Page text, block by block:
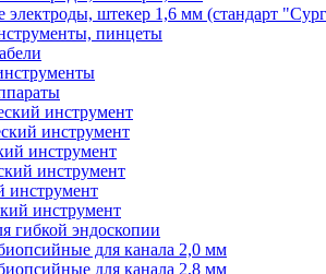
штекер 1,6 мм (стандарт
пинцеты
инструмент
инструмент
инструмент
инструмент
инструмент
инструмент
гибкой эндоскопии
для канала 2,0 мм
для канала 2,8 мм